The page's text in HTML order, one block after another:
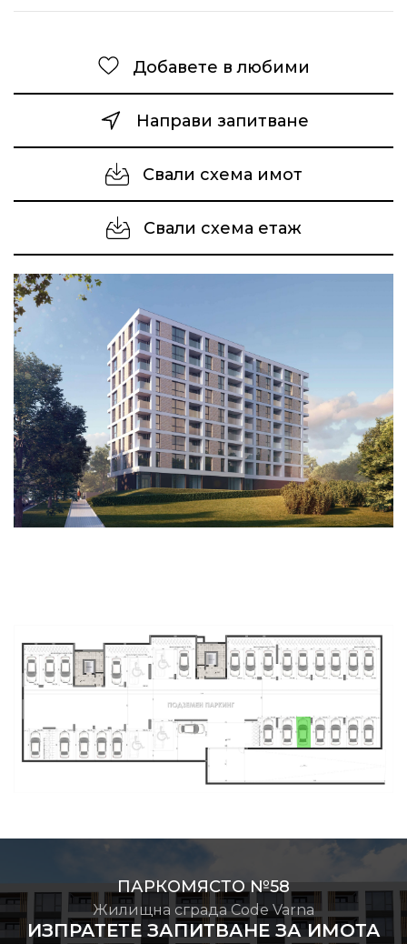
Добавете в любими
Направи запитване
Свали схема имот
Свали схема етаж
ПАРКОМЯСТО №58
Жилищна сграда Code Varna
ИЗПРАТЕТЕ ЗАПИТВАНЕ ЗА ИМОТА